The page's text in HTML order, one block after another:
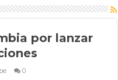
por lanzar
0